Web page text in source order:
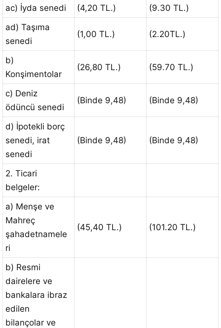
ac) İyda senedi (4,20 TL.)
(9.30 TL.)
ad) Taşıma
senedi
(1,00 TL.) (2.20TL.)
b)
Konşimentolar
(26,80 TL.) (59.70 TL.)
c) Deniz
ödüncü senedi
(Binde 9,48) (Binde 9,48)
d) İpotekli borç
senedi, irat
senedi
(Binde 9,48) (Binde 9,48)
2. Ticari
belgeler:
a) Menşe ve
Mahreç
şahadetnamele
ri
(45,40 TL.) (101.20 TL.)
b) Resmi
dairelere ve
bankalara ibraz
edilen
bilançolar ve